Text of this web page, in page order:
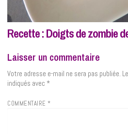
Recette : Doigts de zombie
Laisser un commentaire
Votre adresse e-mail ne sera pas publiée.
indiqués avec *
COMMENTAIRE *